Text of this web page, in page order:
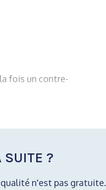
fois un contre-
SUITE ?
n'est pas gratuite.